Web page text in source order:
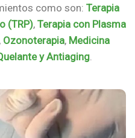
como son: Terapia
(TRP), Terapia con Plasma
, Ozonoterapia, Medicina
y Antiaging